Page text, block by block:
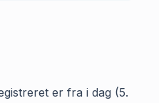
er fra i dag (5.